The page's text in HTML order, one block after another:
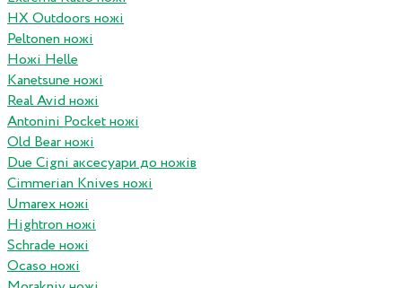
HX Outdoors ножі
Peltonen ножі
Ножі Helle
Kanetsune ножі
Real Avid ножі
Antonini Pocket ножі
Old Bear ножі
Due Cigni аксесуари до ножів
Cimmerian Knives ножі
Umarex ножі
Hightron ножі
Schrade ножі
Ocaso ножі